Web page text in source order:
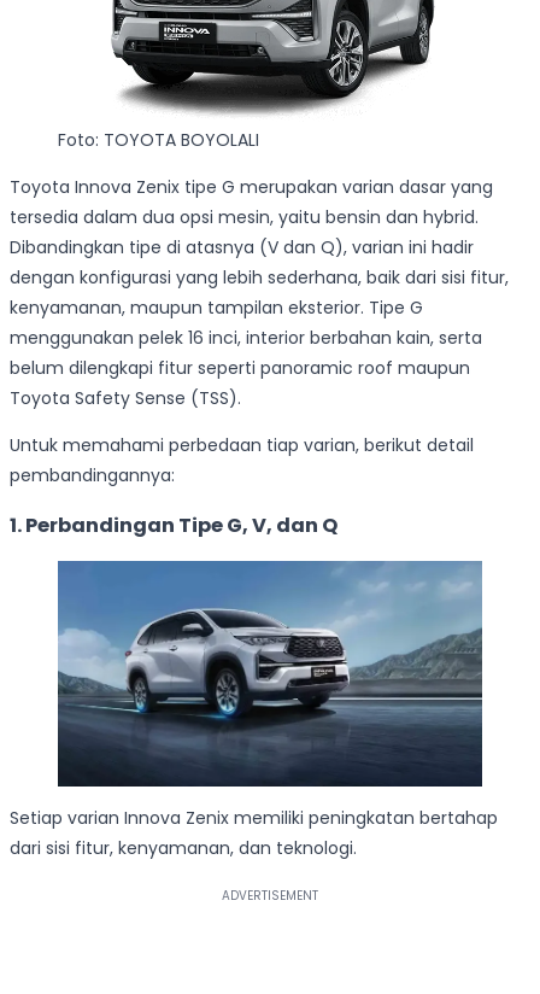
Foto: TOYOTA BOYOLALI
Toyota Innova Zenix tipe G merupakan varian dasar yang
tersedia dalam dua opsi mesin, yaitu bensin dan hybrid.
Dibandingkan tipe di atasnya (V dan Q), varian ini hadir
dengan konfigurasi yang lebih sederhana, baik dari sisi fitur,
kenyamanan, maupun tampilan eksterior. Tipe G
menggunakan pelek 16 inci, interior berbahan kain, serta
belum dilengkapi fitur seperti panoramic roof maupun
Toyota Safety Sense (TSS).
Untuk memahami perbedaan tiap varian, berikut detail
pembandingannya:
1. Perbandingan Tipe G, V, dan Q
Setiap varian Innova Zenix memiliki peningkatan bertahap
dari sisi fitur, kenyamanan, dan teknologi.